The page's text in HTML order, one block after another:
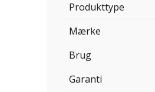
Produkttype
Mærke
Brug
Garanti